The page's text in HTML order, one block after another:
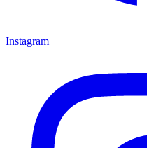
Instagram